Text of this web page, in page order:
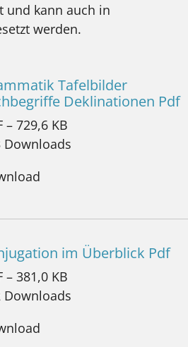
und kann auch in
werden.
Tafelbilder
Deklinationen Pdf
– 729,6 KB
Downloads
im Überblick Pdf
– 381,0 KB
Downloads